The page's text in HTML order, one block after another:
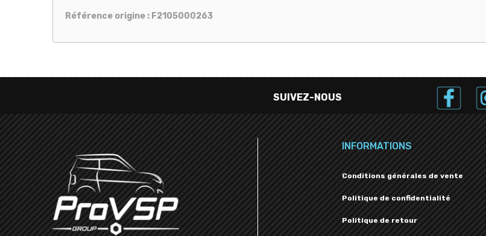
Référence origine : F2105000263
SUIVEZ-NOUS
INFORMATIONS
Conditions générales de vente
Politique de confidentialité
Politique de retour